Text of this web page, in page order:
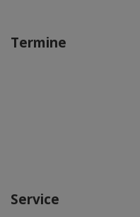
Termine
Service